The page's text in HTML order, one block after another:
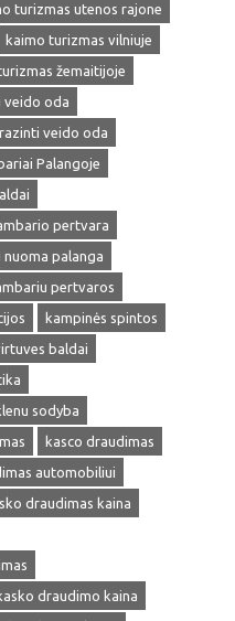
turizmas utenos rajone
kaimo turizmas vilniuje
žemaitijoje
veido oda
veido oda
Palangoje
pertvara
nuoma palanga
pertvaros
kampinės spintos
baldai
sodyba
kasco draudimas
automobiliui
draudimas kaina
draudimo kaina